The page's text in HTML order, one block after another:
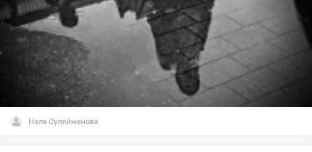
Нэля Сулейменова